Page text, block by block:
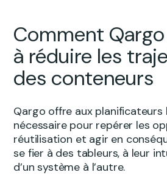
Comment
à réduire les
des conteneurs
Qargo offre aux planificateurs
nécessaire pour repérer les
réutilisation et agir en
se fier à des tableurs, à leur
d’un système à l’autre.